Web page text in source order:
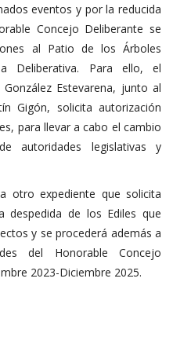
eventos y por la reducida
Concejo Deliberante se
al Patio de los Árboles
Deliberativa. Para ello, el
Estevarena, junto al
Gigón, solicita autorización
para llevar a cabo el cambio
autoridades legislativas y
otro expediente que solicita
despedida de los Ediles que
y se procederá además a
del Honorable Concejo
2023-Diciembre 2025.